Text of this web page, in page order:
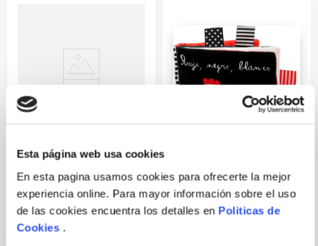
Esta página web usa cookies
En esta pagina usamos cookies para ofrecerte la mejor
experiencia online. Para mayor información sobre el uso
de las cookies encuentra los detalles en Politicas de
Cookies.
Correo electrónico
ENVIAR
VICTORIA DEL
GUIA: LA TRISTEZA +
CUENTO: EL ARCOIRIS
LIBRO TELA - ROJO, NEGRO,
BLANCO